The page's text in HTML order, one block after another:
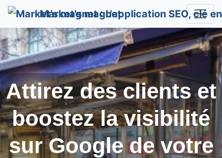
Market's magnet
Attirez des clients et
boostez la visibilité
sur Google de votre